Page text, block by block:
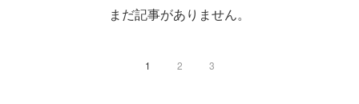
まだ記事がありません。
1 2 3